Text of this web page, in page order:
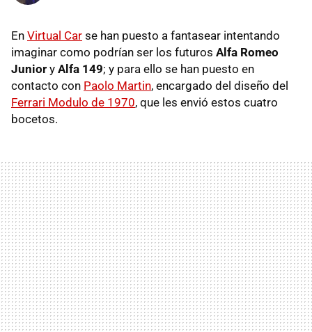
En Virtual Car se han puesto a fantasear intentando
imaginar como podrían ser los futuros Alfa Romeo
Junior y Alfa 149; y para ello se han puesto en
contacto con Paolo Martin, encargado del diseño del
Ferrari Modulo de 1970, que les envió estos cuatro
bocetos.